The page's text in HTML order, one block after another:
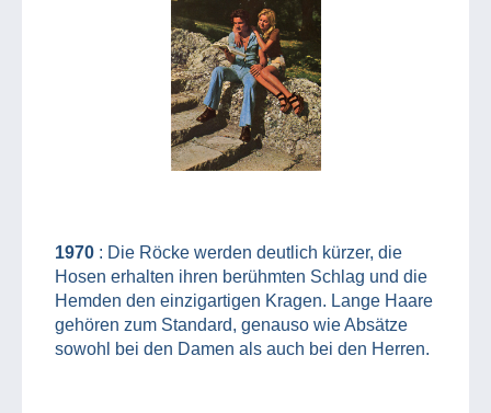
1970 : Die Röcke werden deutlich kürzer, die
Hosen erhalten ihren berühmten Schlag und die
Hemden den einzigartigen Kragen. Lange Haare
gehören zum Standard, genauso wie Absätze
sowohl bei den Damen als auch bei den Herren.